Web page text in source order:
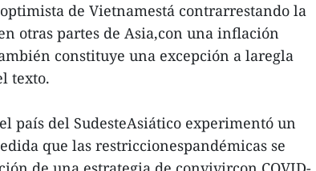
de Vietnamestá contrarrestando la
otras partes de Asia,con una inflación
constituye una excepción a laregla
texto.
país del SudesteAsiático experimentó un
que las restriccionespandémicas se